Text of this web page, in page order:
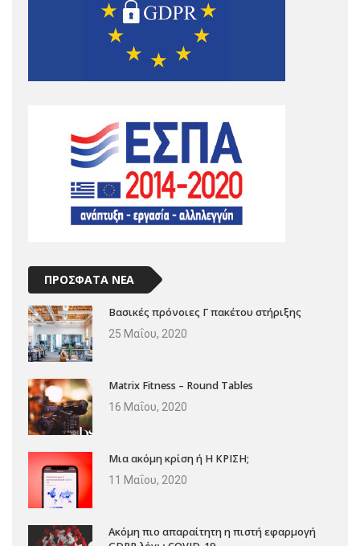
ΠΡΟΣΦΑΤΑ ΝΕΑ
Βασικές πρόνοιες Γ πακέτου στήριξης
25 Μαΐου, 2020
Matrix Fitness – Round Tables
16 Μαΐου, 2020
Μια ακόμη κρίση ή Η ΚΡΙΣΗ;
11 Μαΐου, 2020
Ακόμη πιο απαραίτητη η πιστή εφαρμογή